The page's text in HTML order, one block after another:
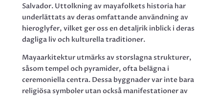
Salvador. Uttolkning av mayafolkets historia har
underlättats av deras omfattande användning av
hieroglyfer, vilket ger oss en detaljrik inblick i deras
dagliga liv och kulturella traditioner.
Mayaarkitektur utmärks av storslagna strukturer,
såsom tempel och pyramider, ofta belägna i
ceremoniella centra. Dessa byggnader var inte bara
religiösa symboler utan också manifestationer av